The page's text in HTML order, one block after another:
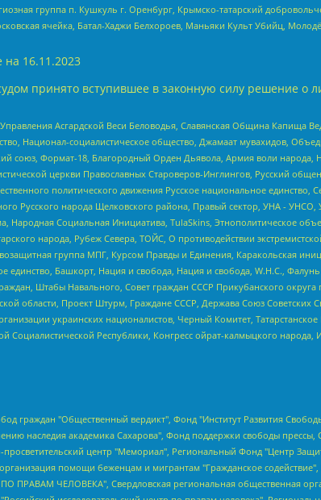
группа п. Кушкуль г. Оренбург, Крымско-татарский
ячейка, Батал-Хаджи Белхороев, Маньяки Культ Убийц,
на 16.11.2023
принято вступившее в законную силу решение о
Асгардской Веси Беловодья, Славянская Община Капища
Национал-социалистическое общество, Джамаат мувахидов,
союз, Формат-18, Благородный Орден Дьявола, Армия воли народа,
церкви Православных Староверов-Инглингов, Русский
политического движения Русское национальное единство,
Русского народа Щелковского района, Правый сектор, УНА - УНСО,
Социальная Инициатива, TulaSkins, Этнополитическое
народа, Рубеж Севера, ТОЙС, О противодействии
группа МПГ, Курсом Правды и Единения, Каракольская
единство, Башкорт, Нация и свобода, Нация и свобода, W.H.С.,
Штабы Навального, Совет граждан СССР Прикубанского округа
области, Проект Штурм, Граждане СССР, Держава Союз Советских
украинских националистов, Черный Комитет,
Республики, Конгресс ойрат-калмыцкого народа,
Галина Юрьевна, Вольтская Татьяна Анатольевна, Американская компания "Mason G.E.S. Anonymous Foundation" (США), являющаяся владельцем интернет-издания https://mnews.world/, Компания "Stichting Bellingcat", зарегистрированная в Нидерландах (дата регистрации 11.07.2018), Захаров Андрей Вячеславович, Клепиковская Екатерина Дмитриевна, Общество с ограниченной ответственностью "МЕМО", Перл Роман Александрович, Симонов Евгений Алексеевич, Соловьева Елена Анатольевна, Сотников Даниил Владимирович, Сурначева Елизавета Дмитриевна, Автономная некоммерческая организация по защите прав человека и информированию населения "Якутия – Наше Мнение", Общество с ограниченной ответственностью "Москоу диджитал медиа", с 26.01.2023 Общество с ограниченной ответственностью "Чайка Белые сады", Ветошкина Валерия Валерьевна, Заговора Максим Александрович, Межрегиональное общественное движение "Российская ЛГБТ - сеть", Оленичев Максим Владимирович, Павлов Иван Юрьевич, Скворцова Елена Сергеевна, Общество с ограниченной ответственностью "Как бы инагент", Кочетков Игорь Викторович, Общество с ограниченной ответственностью "Честные выборы", Еланчик Олег Александрович, Общество с ограниченной ответственностью "Нобелевский призыв", Гималова Регина Эмилевна, Григорьев Андрей Валерьевич, Григорьева Алина Александровна, Ассоциация по содействию защите прав призывников, альтернативнослужащих и военнослужащих "Правозащитная группа "Гражданин.Армия.Право", Хисамова Регина Фаритовна, Автономная некоммерческая организация по реализации социально-правовых программ "Лилит", Дальневосточное общественное движение "Маяк", Санкт-Петербургская ЛГБТ-инициативная группа "Выход", Инициативная группа ЛГБТ+ "Реверс", Алексеев Андрей Викторович, Бекбулатова Таисия Львовна, Беляев Иван Михайлович, Владыкина Елена Сергеевна, Гельман Марат Александрович, Никульшина Вероника Юрьевна, Толоконникова Надежда Андреевна, Шендерович Виктор Анатольевич, Общество с ограниченной ответственностью "Данное сообщение", Общество с ограниченной ответственностью Издательский дом "Новая глава", Айнбиндер Александра Александровна, Московский комьюнити-центр для ЛГБТ+инициатив, Благотворительный фонд развития филантропии, Deutsche Welle (Германия, Kurt-Schumacher-Strasse 3, 53113 Bonn), Борзунова Мария Михайловна, Воробьев Виктор Викторович, Голубева Анна Львовна, Константинова Алла Михайловна, Малкова Ирина Владимировна, Мурадов Мурад Абдулгалимович, Осетинская Елизавета Николаевна, Понасенков Евгений Николаевич, Ганапольский Матвей Юрьевич, Киселев Евгений Алексеевич, Борухович Ирина Григорьевна, Дремин Иван Тимофеевич, Дубровский Дмитрий Викторович, Красноярская региональная общественная организация поддержки и развития альтернативных образовательных технологий и межкультурных коммуникаций "ИНТЕРРА", Маяковская Екатерина Алексеевна, Фейгин Марк Захарович, Филимонов Андрей Викторович, Дзугкоева Регина Николаевна, Доброхотов Роман Александрович, Дудь Юрий Александрович, Елкин Сергей Владимирович,